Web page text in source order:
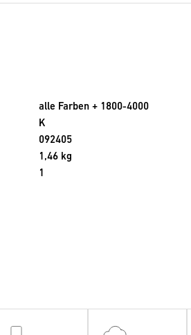
alle Farben + 1800-4000
K
092405
1,46 kg
1